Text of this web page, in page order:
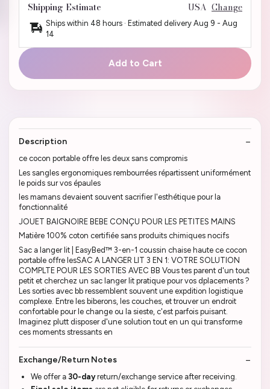
Shipping Estimate USA Change
Ships within 48 hours · Estimated delivery Aug 9 - Aug
14
Add to Cart
Description
ce cocon portable offre les deux sans compromis
Les sangles ergonomiques rembourrées répartissent uniformément
le poids sur vos épaules
les mamans devaient souvent sacrifier l'esthétique pour la
fonctionnalité
JOUET BAIGNOIRE BEBE CONÇU POUR LES PETITES MAINS
Matière 100% coton certifiée sans produits chimiques nocifs
Sac a langer lit | EasyBed™ 3-en-1 coussin chaise haute ce cocon
portable offre lesSAC A LANGER LIT 3 EN 1: VOTRE SOLUTION
COMPLTE POUR LES SORTIES AVEC BB Vous tes parent d'un tout
petit et cherchez un sac langer lit pratique pour vos dplacements ?
Les sorties avec bb ressemblent souvent une expdition logistique
complexe. Entre les biberons, les couches, et trouver un endroit
confortable pour le change ou la sieste, c'est parfois puisant.
Imaginez plutt disposer d'une solution tout en un qui transforme
ces moments stressants en
Exchange/Return Notes
We offer a 30-dayreturn/exchange service after receiving.